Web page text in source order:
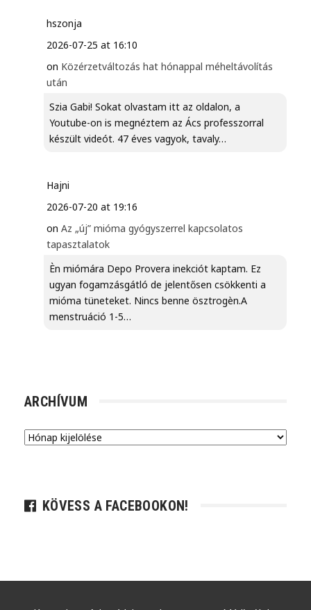
hszonja
2026-07-25 at 16:10
on Közérzetváltozás hat hónappal méheltávolítás
után
Szia Gabi! Sokat olvastam itt az oldalon, a
Youtube-on is megnéztem az Ács professzorral
készült videót. 47 éves vagyok, tavaly…
Hajni
2026-07-20 at 19:16
on Az „új” mióma gyógyszerrel kapcsolatos
tapasztalatok
Èn miómára Depo Provera inekciót kaptam. Ez
ugyan fogamzásgátló de jelentősen csökkenti a
mióma tüneteket. Nincs benne ösztrogèn.A
menstruáció 1-5…
ARCHÍVUM
Archívum
KÖVESS A FACEBOOKON!